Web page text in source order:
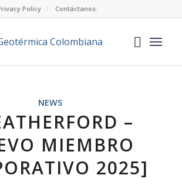
Policy Contáctanos:
NEWS
–
MIEMBRO
2025]